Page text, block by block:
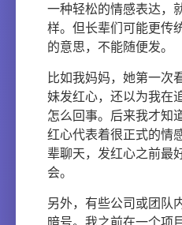
一种轻松的情感表达，
样。但长辈们可能更传
的意思，不能随便发。
比如我妈妈，她第一次
妹发红心，还以为我在
怎么回事。后来我才知
红心代表着很正式的情
辈聊天，发红心之前最
会。
另外，有些公司或团队
暗号。我之前在一个项